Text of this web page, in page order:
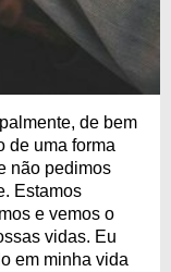
de bem
de uma forma
não pedimos
Estamos
e vemos o
vidas. Eu
em minha vida